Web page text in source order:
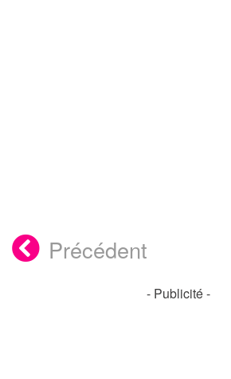
Précédent
- Publicité -